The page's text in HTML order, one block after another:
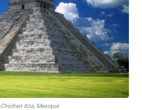
Chichen Itza, Mexique